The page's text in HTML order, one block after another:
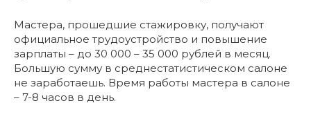
Мастера, прошедшие стажировку, получают
официальное трудоустройство и повышение
зарплаты – до 30 000 – 35 000 рублей в месяц.
Большую сумму в среднестатистическом салоне
не заработаешь. Время работы мастера в салоне
– 7-8 часов в день.